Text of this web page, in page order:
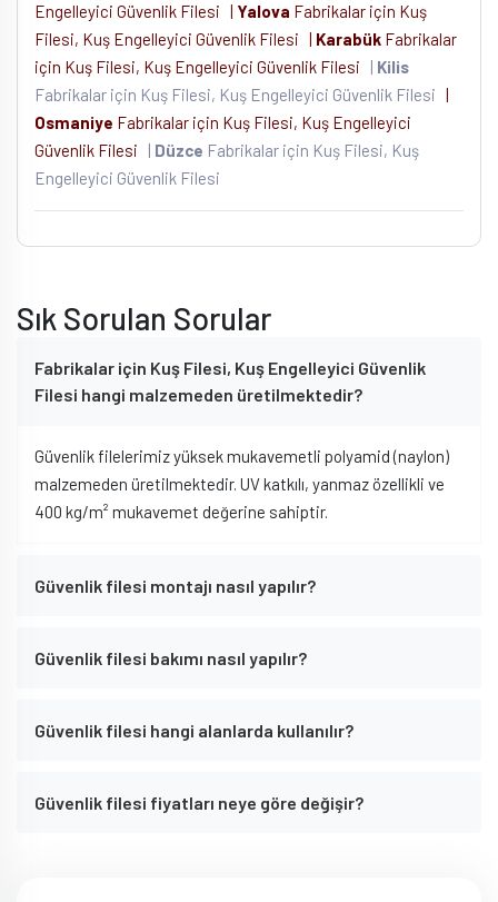
Engelleyici Güvenlik Filesi | Yalova Fabrikalar için Kuş
Filesi, Kuş Engelleyici Güvenlik Filesi | Karabük Fabrikalar
için Kuş Filesi, Kuş Engelleyici Güvenlik Filesi
| Kilis
Fabrikalar için Kuş Filesi, Kuş Engelleyici Güvenlik Filesi |
Osmaniye Fabrikalar için Kuş Filesi, Kuş Engelleyici
Güvenlik Filesi
| Düzce Fabrikalar için Kuş Filesi, Kuş
Engelleyici Güvenlik Filesi
Sık Sorulan Sorular
Fabrikalar için Kuş Filesi, Kuş Engelleyici Güvenlik
Filesi hangi malzemeden üretilmektedir?
Güvenlik filelerimiz yüksek mukavemetli polyamid (naylon)
malzemeden üretilmektedir. UV katkılı, yanmaz özellikli ve
400 kg/m² mukavemet değerine sahiptir.
Güvenlik filesi montajı nasıl yapılır?
Güvenlik filesi bakımı nasıl yapılır?
Güvenlik filesi hangi alanlarda kullanılır?
Güvenlik filesi fiyatları neye göre değişir?